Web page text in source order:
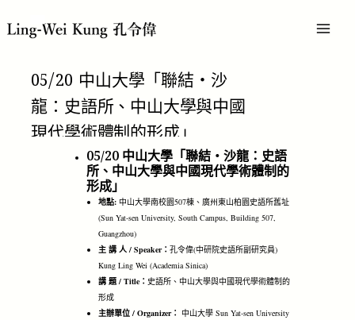
至
主
05/20 中山大學「聯結‧沙
龍：史語所、中山大學與中國
現代學術體制的形成」
05/20 中山大學「聯結‧沙龍：史語
所、中山大學與中國現代學術體制的
形成」
地點: 中山大學南校園507棟、廣州東山柏園史語所舊址
(Sun Yat-sen University, South Campus, Building 507,
Guangzhou)
主 講 人 / Speaker： 孔令偉(中研院史語所副研究員)
Kung Ling Wei (Academia Sinica)
講 題 / Title： 史語所、中山大學與中國現代學術體制的
形成
主辦單位 / Organizer： 中山大學 Sun Yat-sen University